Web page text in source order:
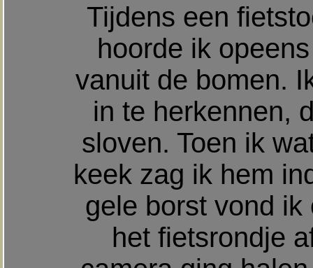
Tijdens een
hoorde ik
vanuit de bomen.
in te herkennen,
sloven. Toen ik
keek zag ik hem
gele borst vond
het fietsrondje